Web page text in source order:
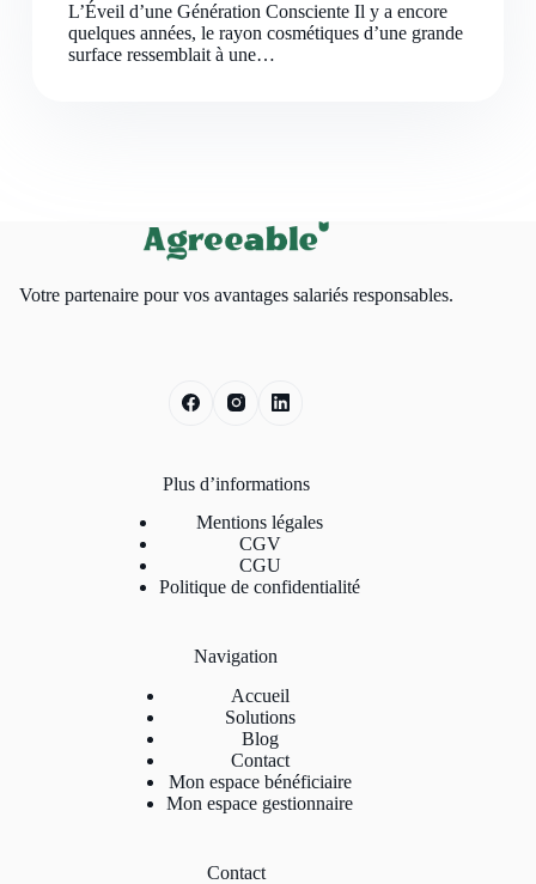
L’Éveil d’une Génération Consciente Il y a encore
quelques années, le rayon cosmétiques d’une grande
surface ressemblait à une…
Votre partenaire pour vos avantages salariés responsables.
Plus d’informations
Mentions légales
CGV
CGU
Politique de confidentialité
Navigation
Accueil
Solutions
Blog
Contact
Mon espace bénéficiaire
Mon espace gestionnaire
Contact